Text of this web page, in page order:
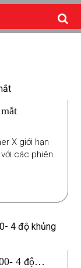
X giới hạn
các phiên
4 độ